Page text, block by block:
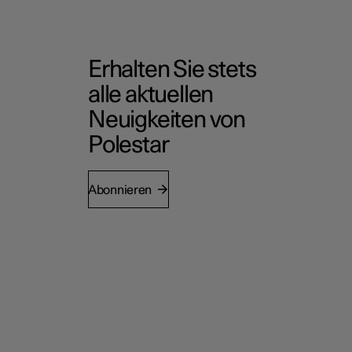
Erhalten Sie stets
alle aktuellen
Neuigkeiten von
Polestar
Abonnieren